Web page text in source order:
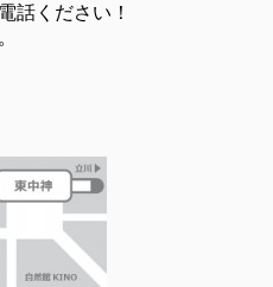
話ください！